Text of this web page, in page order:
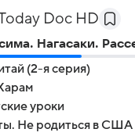
Doc HD
Нагасаки.
(2-я серия)
уроки
Не родиться в США